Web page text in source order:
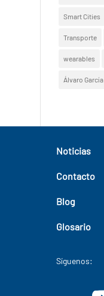
Smart Cities
Transporte
wearables
Álvaro García
Noticias
Contacto
Blog
Glosario
Síguenos: